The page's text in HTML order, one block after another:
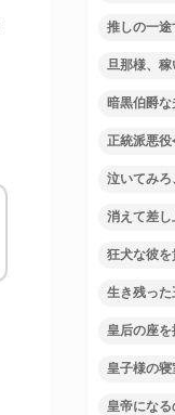
推しの一
旦那様、
暗黒伯爵
正統派悪
泣いてみ
消えて差
狂犬な彼を
生き残っ
皇后の座
皇子様の
皇帝にな